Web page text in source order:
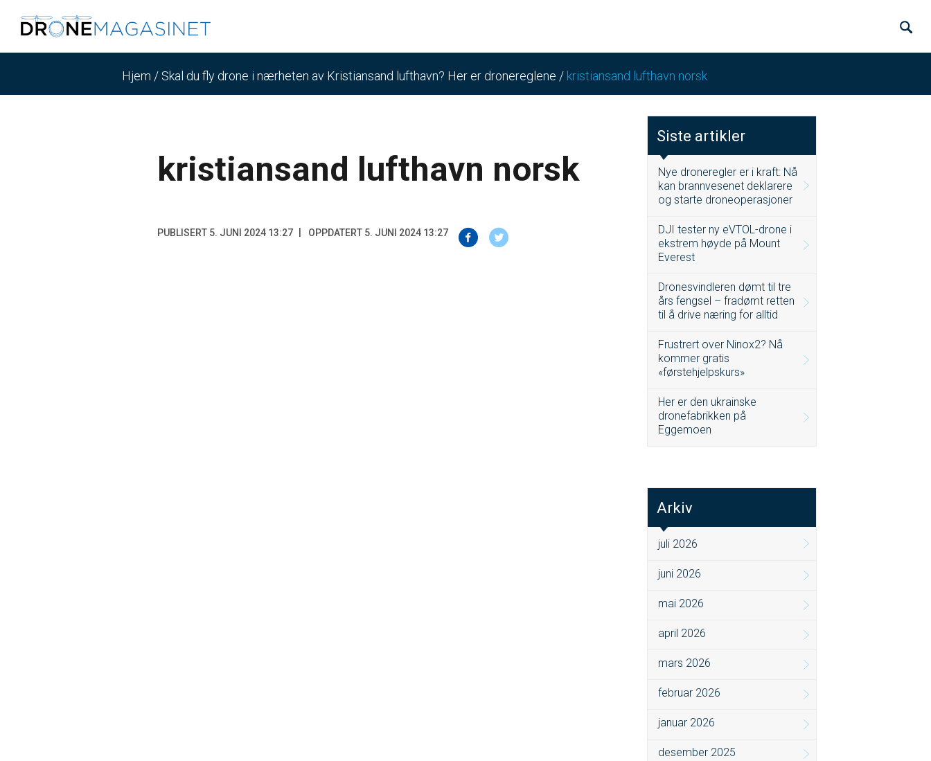
Hjem / Skal du fly drone i nærheten av Kristiansand lufthavn? Her er dronereglene / kristiansand lufthavn norsk
kristiansand lufthavn norsk
PUBLISERT 5. JUNI 2024 13:27 OPPDATERT 5. JUNI 2024 13:27
Siste artikler
Nye droneregler er i kraft: Nå
kan brannvesenet deklarere
og starte droneoperasjoner
DJI tester ny eVTOL-drone i
ekstrem høyde på Mount
Everest
Dronesvindleren dømt til tre
års fengsel – fradømt retten
til å drive næring for alltid
Frustrert over Ninox2? Nå
kommer gratis
«førstehjelpskurs»
Her er den ukrainske
dronefabrikken på
Eggemoen
Arkiv
juli 2026
juni 2026
mai 2026
april 2026
mars 2026
februar 2026
januar 2026
desember 2025